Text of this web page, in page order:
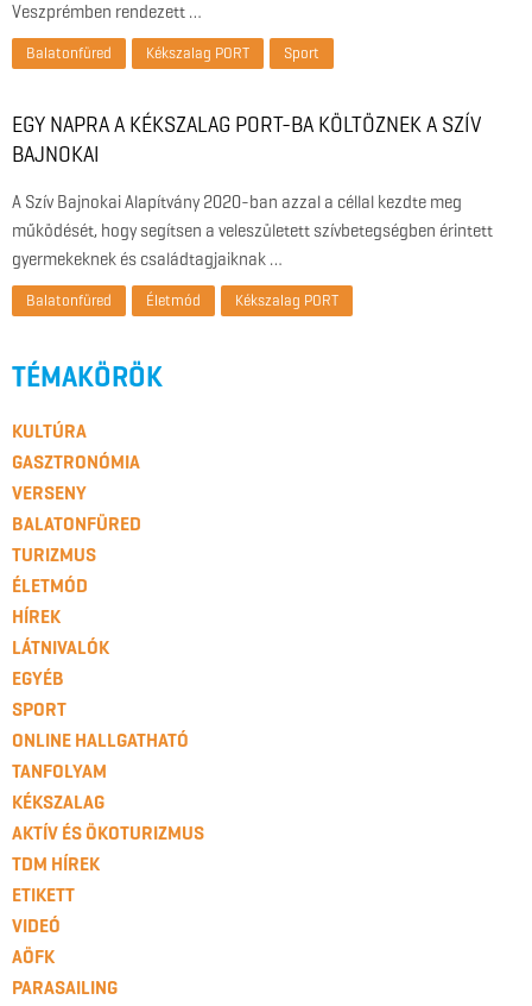
Veszprémben rendezett …
Balatonfüred Kékszalag PORT Sport
EGY NAPRA A KÉKSZALAG PORT-BA KÖLTÖZNEK A SZÍV
BAJNOKAI
A Szív Bajnokai Alapítvány 2020-ban azzal a céllal kezdte meg
működését, hogy segítsen a veleszületett szívbetegségben érintett
gyermekeknek és családtagjaiknak …
Balatonfüred Életmód Kékszalag PORT
TÉMAKÖRÖK
KULTÚRA
GASZTRONÓMIA
VERSENY
BALATONFÜRED
TURIZMUS
ÉLETMÓD
HÍREK
LÁTNIVALÓK
EGYÉB
SPORT
ONLINE HALLGATHATÓ
TANFOLYAM
KÉKSZALAG
AKTÍV ÉS ÖKOTURIZMUS
TDM HÍREK
ETIKETT
VIDEÓ
AÖFK
PARASAILING